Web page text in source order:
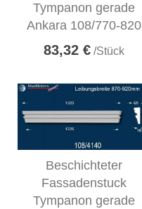
Tympanon gerade
Ankara 108/770-820
83,32 € /Stück
Beschichteter
Fassadenstuck
Tympanon gerade